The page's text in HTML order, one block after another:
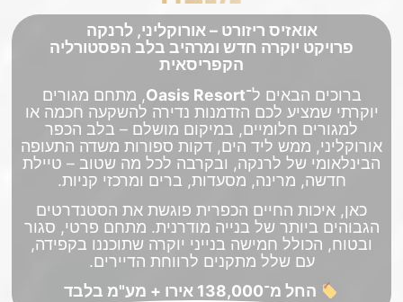
אואזיס ריזורט – אורוקליני, לרנקה
פרויקט יוקרה חדש ומרהיב בלב הפסטורליה
הקפריסאית
ברוכים הבאים ל־Oasis Resort, מתחם מגורים
יוקרתי שמציע לכם הזדמנות נדירה להשקעה חכמה או
למגורים חלומיים, במיקום מושלם – בלב הכפר
אורוקליני, ממש ליד הים, דקות ספורות משדה התעופה
הבינלאומי של לרנקה, ובקרבה לכל מה שטוב – טיילת
חדשה, מרינה, מסעדות, ברים ומרכזי קניות.
כאן, איכות החיים הכפרית פוגשת את הסטנדרטים
הגבוהים ביותר של בנייה מודרנית. מתחם פרטי, סגור
ובטוח, הכולל חמישה בנייני יוקרה שתוכננו בקפידה,
עם שלל מתקנים לרווחת הדיירים.
החל מ־138,000 אירו + מע"מ בלבד